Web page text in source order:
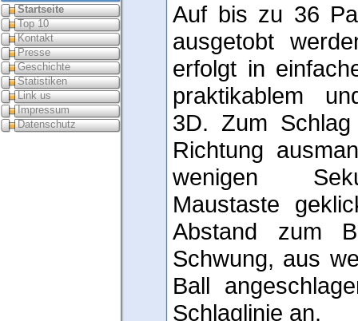
Startseite
Top 10
Kontakt
Presse
Geschichte
Statistiken
Link us
Impressum
Datenschutz
Auf bis zu 36
ausgetobt
erfolgt in
praktikablem
3D. Zum
Richtung
wenigen
Maustaste
Abstand zum
Schwung, aus
Ball
Schlaglinie an.